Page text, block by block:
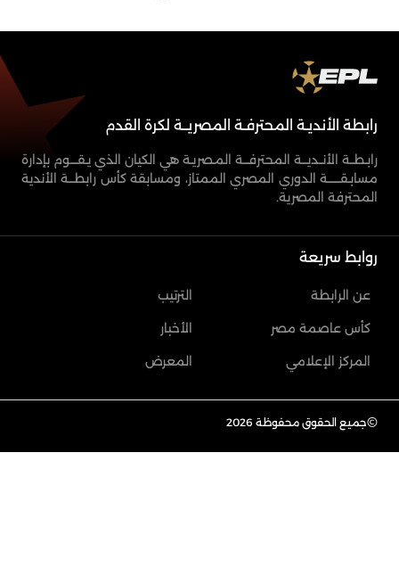
رابطة الأنديـة المحترفـة المصريــة لكرة القدم
رابـطــة الأنــديـــة المحترفـــة المـصريـة هي الكيان الذي يـقــــوم بإدارة
مسابـقـــــــة الدوري المصري الممتاز، ومسابقة كأس رابطـــة الأندية
المحترفة المصرية.
روابط سريعة
عن الرابطة الترتيب
كأس عاصمة مصر الأخبار
المركز الإعلامي المعرض
©جميع الحقوق محفوظة 2026